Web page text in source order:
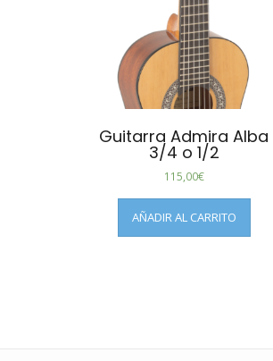
Guitarra Admira Alba
3/4 o 1/2
115,00€
AÑADIR AL CARRITO